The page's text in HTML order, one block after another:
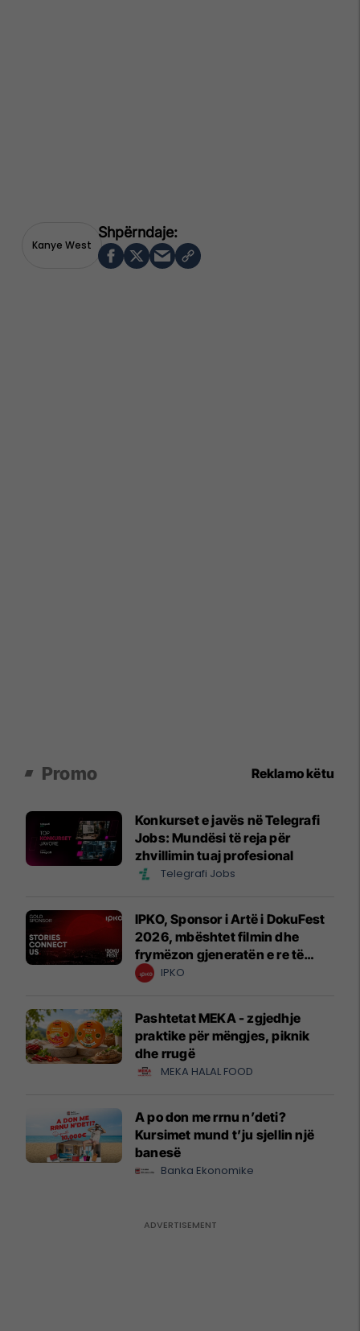
Kanye West
Promo Reklamo këtu
Konkurset e javës në Telegrafi
Jobs: Mundësi të reja për
zhvillimin tuaj profesional
Telegrafi Jobs
IPKO, Sponsor i Artë i DokuFest
2026, mbështet filmin dhe
frymëzon gjeneratën e re të
krijuesve
IPKO
Pashtetat MEKA - zgjedhje
praktike për mëngjes, piknik
dhe rrugë
MEKA HALAL FOOD
A po don me rrnu n’deti?
Kursimet mund t’ju sjellin një
banesë
Banka Ekonomike